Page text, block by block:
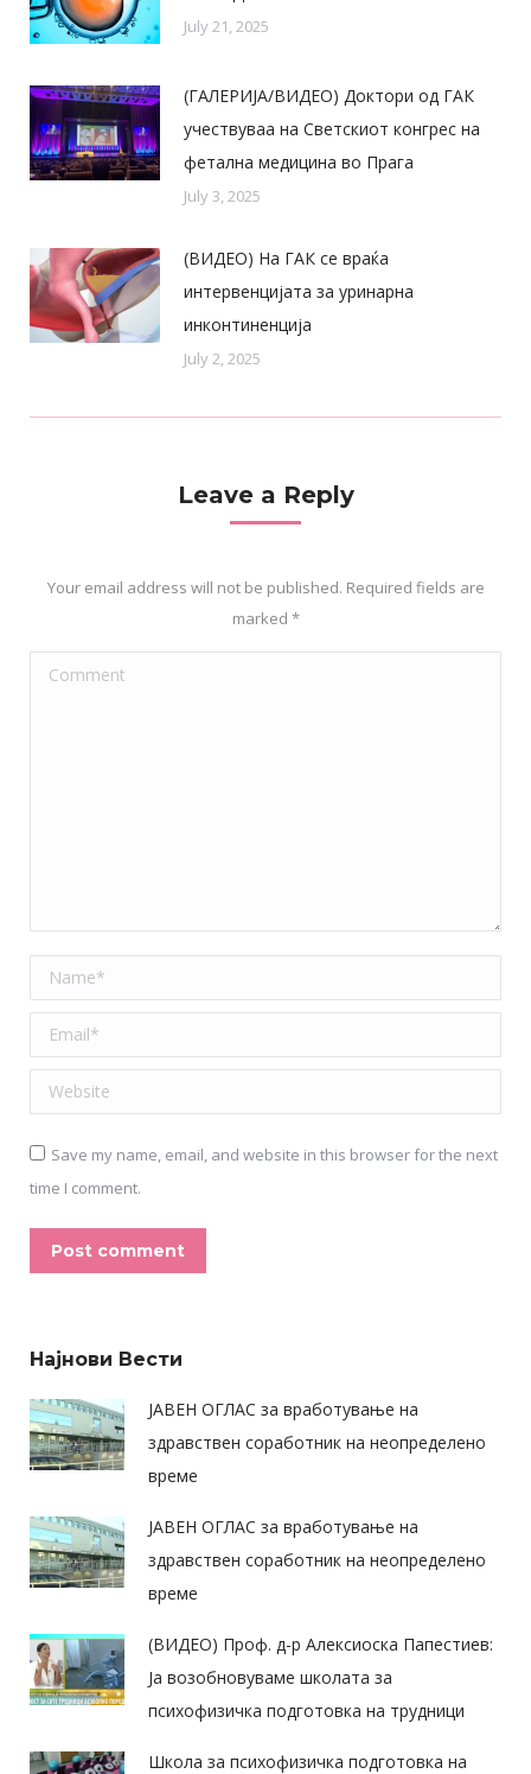
July 21, 2025
(ГАЛЕРИЈА/ВИДЕО) Доктори од ГАК
учествуваа на Светскиот конгрес на
фетална медицина во Прага
July 3, 2025
(ВИДЕО) На ГАК се враќа
интервенцијата за уринарна
инконтиненција
July 2, 2025
Leave a Reply
Your email address will not be published. Required fields are
marked *
Comment
Name *
Email *
Website
Save my name, email, and website in this browser for the next
time I comment.
Post comment
Најнови Вести
ЈАВЕН ОГЛАС за вработување на
здравствен соработник на неопределено
време
ЈАВЕН ОГЛАС за вработување на
здравствен соработник на неопределено
време
(ВИДЕО) Проф. д-р Алексиоска Папестиев:
Ја возобновуваме школата за
психофизичка подготовка на трудници
Школа за психофизичка подготовка на